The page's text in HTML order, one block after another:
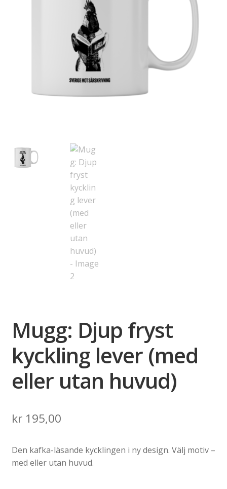
Mugg: Djup fryst
kyckling lever (med
eller utan huvud)
kr195,00
Den kafka-läsande kycklingen i ny design. Välj motiv –
med eller utan huvud.